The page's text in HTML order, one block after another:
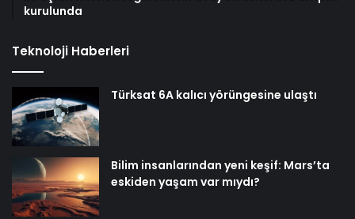
kurulunda
Teknoloji Haberleri
Türksat 6A kalıcı yörüngesine ulaştı
Bilim insanlarından yeni keşif: Mars’ta
eskiden yaşam var mıydı?